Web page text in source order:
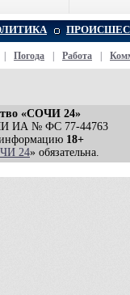
Погода Работа
«СОЧИ 24»
ИА № ФС 77-44763
информацию 18+
24» обязательна.